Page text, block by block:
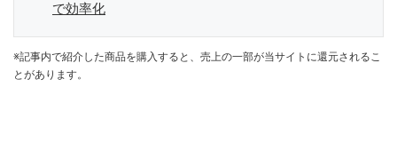
で効率化
※記事内で紹介した商品を購入すると、売上の一部が当サイトに還元されるこ
とがあります。